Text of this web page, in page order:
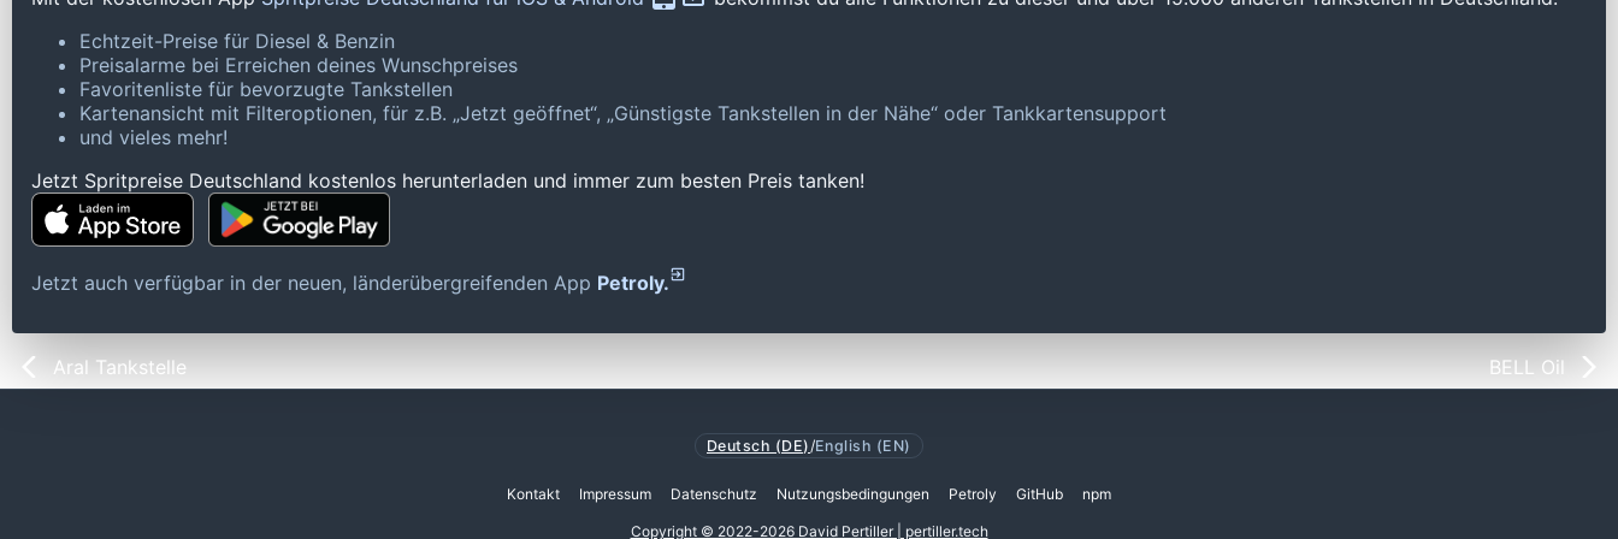
Echtzeit-Preise für Diesel & Benzin
Preisalarme bei Erreichen deines Wunschpreises
Favoritenliste für bevorzugte Tankstellen
Kartenansicht mit Filteroptionen, für z.B. „Jetzt geöffnet“, „Günstigste Tankstellen in der Nähe“ oder Tankkartensupport
und vieles mehr!
Jetzt Spritpreise Deutschland kostenlos herunterladen und immer zum besten Preis tanken!
Jetzt auch verfügbar in der neuen, länderübergreifenden App Petroly.
Aral Tankstelle BELL Oil
Deutsch (DE) /English (EN)
Kontakt Impressum Datenschutz Nutzungsbedingungen Petroly GitHub npm
Copyright © 2022-2026 David Pertiller | pertiller.tech